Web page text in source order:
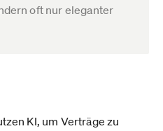
oft nur eleganter
KI, um Verträge zu